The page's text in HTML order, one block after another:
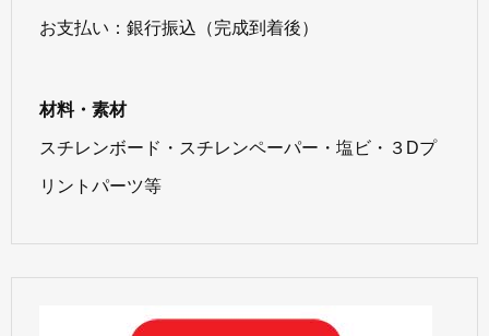
お支払い：銀行振込（完成到着後）
材料・素材
スチレンボード・スチレンペーパー・塩ビ・３Dプ
リントパーツ等